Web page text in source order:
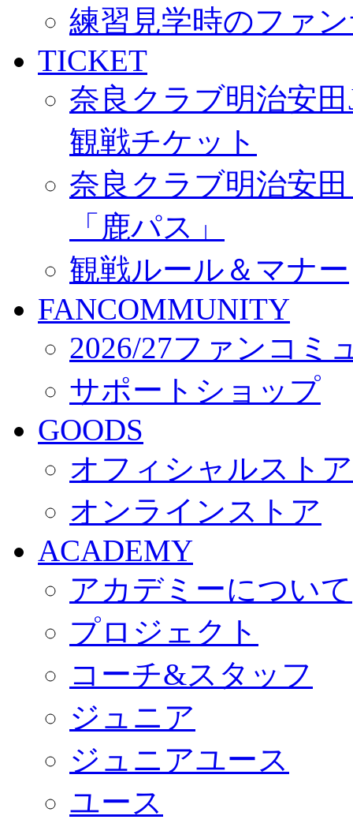
練習見学時のファ
TICKET
奈良クラブ明治安
観戦チケット
奈良クラブ明治安
「鹿パス」
観戦ルール＆マナー
FANCOMMUNITY
2026/27ファンコミ
サポートショップ
GOODS
オフィシャルスト
オンラインストア
ACADEMY
アカデミーについて
プロジェクト
コーチ&スタッフ
ジュニア
ジュニアユース
ユース